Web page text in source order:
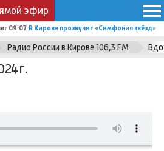
эфир
09:07 В Кирове прозвучит «Симфония звёзд»
Радио России в Кирове 106,3 FM